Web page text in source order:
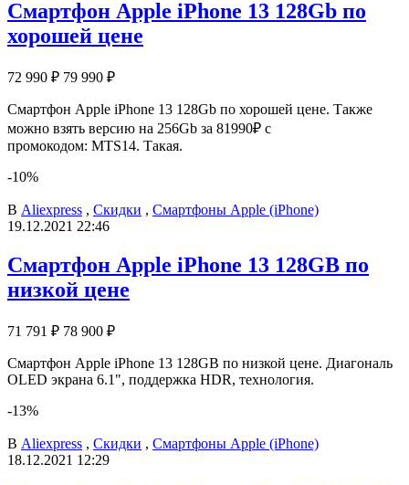
Смартфон Apple iPhone 13 128Gb по
хорошей цене
72 990 ₽ 79 990 ₽
Смартфон Apple iPhone 13 128Gb по хорошей цене. Также
можно взять версию на 256Gb за 81990₽ с
промокодом: MTS14. Такая.
-10%
В Aliexpress , Скидки , Смартфоны Apple (iPhone)
19.12.2021 22:46
Смартфон Apple iPhone 13 128GB по
низкой цене
71 791 ₽ 78 900 ₽
Смартфон Apple iPhone 13 128GB по низкой цене. Диагональ
OLED экрана 6.1", поддержка HDR, технология.
-13%
В Aliexpress , Скидки , Смартфоны Apple (iPhone)
18.12.2021 12:29